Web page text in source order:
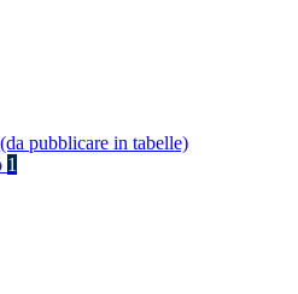
pubblicare in tabelle)
1